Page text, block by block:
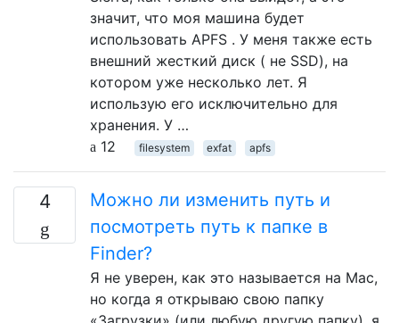
значит, что моя машина будет
использовать APFS . У меня также есть
внешний жесткий диск ( не SSD), на
котором уже несколько лет. Я
использую его исключительно для
хранения. У …
12
filesystem exfat apfs
4
Можно ли изменить путь и
посмотреть путь к папке в
Finder?
Я не уверен, как это называется на Mac,
но когда я открываю свою папку